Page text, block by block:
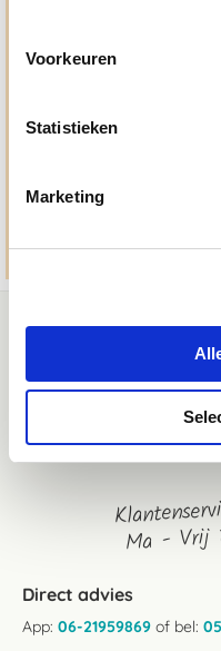
Voorkeuren
Statistieken
Marketing
06-2195 98 69
Ma - Vrij
Direct advies
App: 06-21959869 of bel: